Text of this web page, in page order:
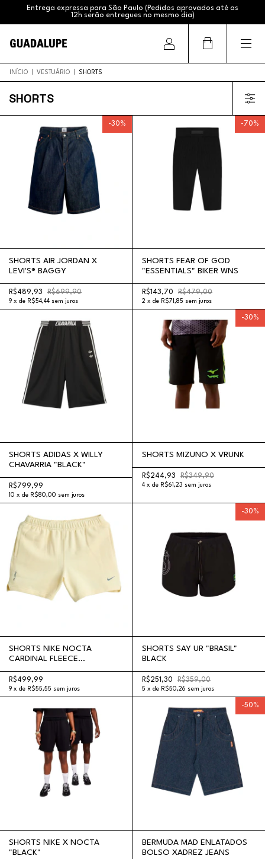
Entrega expressa para São Paulo (Pedidos aprovados até as
12h serão entregues no mesmo dia)
INÍCIO VESTUÁRIO SHORTS
SHORTS
-30%
SHORTS AIR JORDAN X
LEVI'S® BAGGY
R$489,93 R$699,90
9 x de R$54,44 sem juros
-70%
SHORTS FEAR OF GOD
"ESSENTIALS" BIKER WNS
R$143,70 R$479,00
2 x de R$71,85 sem juros
SHORTS ADIDAS X WILLY
CHAVARRIA "BLACK"
R$799,99
10 x de R$80,00 sem juros
-30%
SHORTS MIZUNO X VRUNK
R$244,93 R$349,90
4 x de R$61,23 sem juros
SHORTS NIKE NOCTA
CARDINAL FLEECE
R$499,99
9 x de R$55,55 sem juros
-30%
SHORTS SAY UR "BRASIL"
BLACK
R$251,30 R$359,00
5 x de R$50,26 sem juros
SHORTS NIKE X NOCTA
"BLACK"
-50%
BERMUDA MAD ENLATADOS
BOLSO XADREZ JEANS